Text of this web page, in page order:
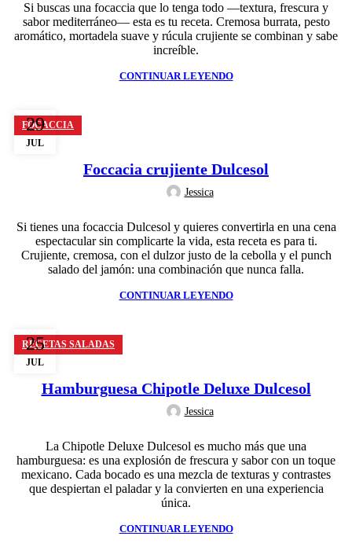
Si buscas una focaccia que lo tenga todo —textura, frescura y
sabor mediterráneo— esta es tu receta. Cremosa burrata, pesto
aromático, mortadela suave y rúcula crujiente se combinan y sabe
increíble.
CONTINUAR LEYENDO
29
JUL
FOCACCIA
Foccacia crujiente Dulcesol
Jessica
Si tienes una focaccia Dulcesol y quieres convertirla en una cena
espectacular sin complicarte la vida, esta receta es para ti.
Crujiente, cremosa, con el dulzor justo de la cebolla y el punch
salado del jamón: una combinación que nunca falla.
CONTINUAR LEYENDO
25
JUL
RECETAS SALADAS
Hamburguesa Chipotle Deluxe Dulcesol
Jessica
La Chipotle Deluxe Dulcesol es mucho más que una
hamburguesa: es una explosión de frescura y sabor con un toque
mexicano. Cada bocado es una mezcla de texturas y contrastes
que despiertan el paladar y la convierten en una experiencia
única.
CONTINUAR LEYENDO